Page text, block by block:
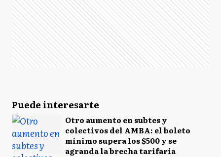
Puede interesarte
Otro aumento en subtes y
colectivos del AMBA: el boleto
mínimo supera los $500 y se
agranda la brecha tarifaria